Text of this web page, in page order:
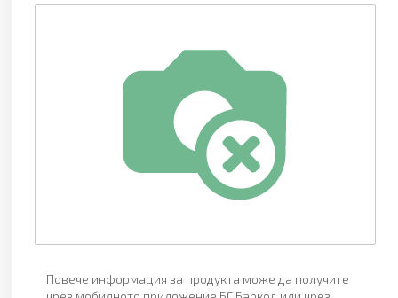
Повече информация за продукта може да получите